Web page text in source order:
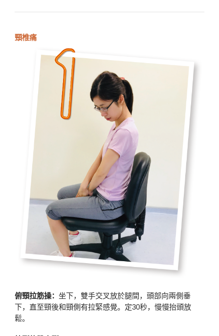
頸椎痛
俯頸拉筋操： 坐下，雙手交叉放於腿間，頭部向兩側垂
下，直至頸後和頸側有拉緊感覺。定30秒，慢慢抬頭放
鬆。